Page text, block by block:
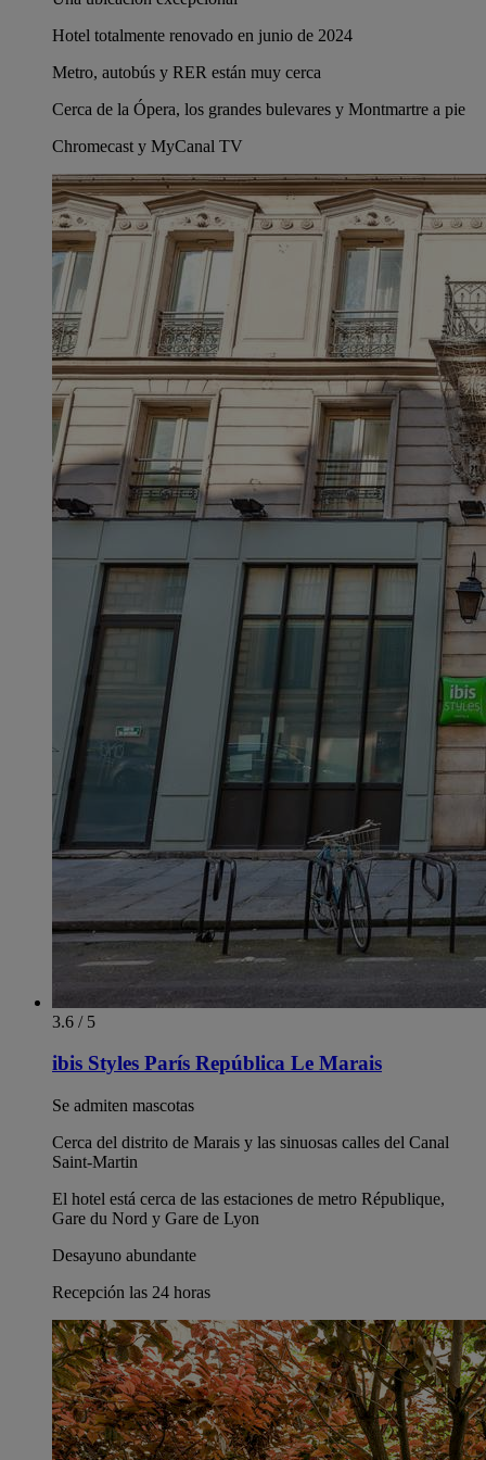
Hotel totalmente renovado en junio de 2024
Metro, autobús y RER están muy cerca
Cerca de la Ópera, los grandes bulevares y Montmartre a pie
Chromecast y MyCanal TV
3.6 / 5
ibis Styles París República Le Marais
Se admiten mascotas
Cerca del distrito de Marais y las sinuosas calles del Canal
Saint-Martin
El hotel está cerca de las estaciones de metro République,
Gare du Nord y Gare de Lyon
Desayuno abundante
Recepción las 24 horas